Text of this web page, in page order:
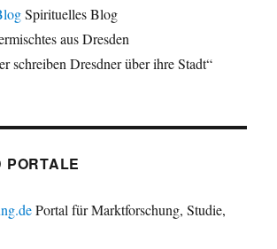
Spirituelles Blog
aus Dresden
schreiben Dresdner über ihre Stadt“
PORTALE
Portal für Marktforschung, Studie,